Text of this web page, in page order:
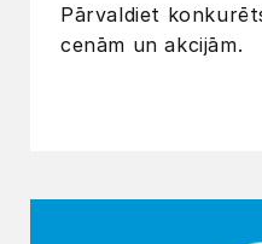
Pārvaldiet
cenām un akcijām.